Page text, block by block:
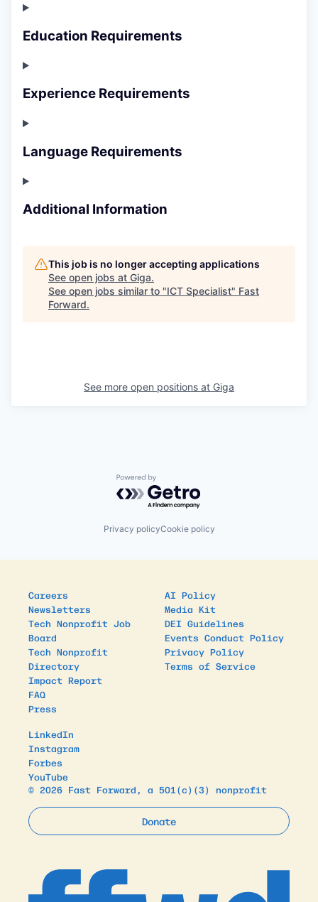
Education Requirements
Experience Requirements
Language Requirements
Additional Information
This job is no longer accepting applications
See open jobs at Giga.
See open jobs similar to "ICT Specialist" Fast
Forward.
See more open positions at Giga
Powered by Getro.com
Privacy policyCookie policy
Careers
Newsletters
Tech Nonprofit Job
Board
Tech Nonprofit
Directory
Impact Report
FAQ
Press
AI Policy
Media Kit
DEI Guidelines
Events Conduct Policy
Privacy Policy
Terms of Service
LinkedIn
Instagram
Forbes
YouTube
© 2026 Fast Forward, a 501(c)(3) nonprofit
Donate